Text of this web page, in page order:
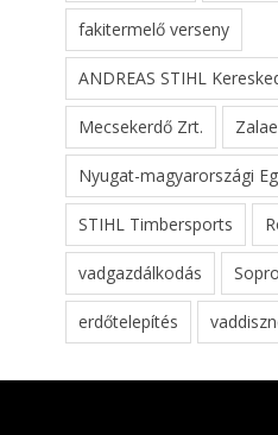
fakitermelő verseny
ANDREAS STIHL
Mecsekerdő Zrt.
Nyugat-magyarországi
STIHL Timbersports
vadgazdálkodás
erdőtelepítés